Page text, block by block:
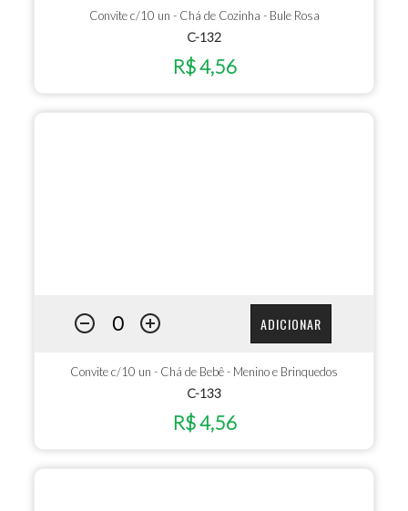
Convite c/10 un - Chá de Cozinha - Bule Rosa
C-132
R$ 4,56
ADICIONAR
Convite c/10 un - Chá de Bebê - Menino e Brinquedos
C-133
R$ 4,56